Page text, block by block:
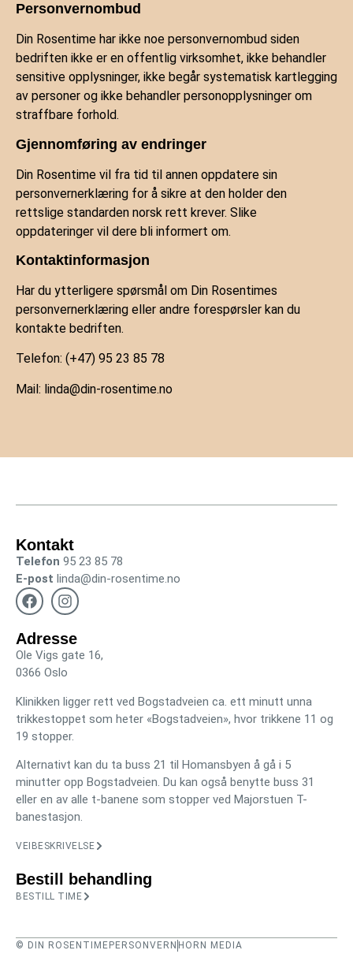
Personvernombud
Din Rosentime har ikke noe personvernombud siden
bedriften ikke er en offentlig virksomhet, ikke behandler
sensitive opplysninger, ikke begår systematisk kartlegging
av personer og ikke behandler personopplysninger om
straffbare forhold.
Gjennomføring av endringer
Din Rosentime vil fra tid til annen oppdatere sin
personvernerklæring for å sikre at den holder den
rettslige standarden norsk rett krever. Slike
oppdateringer vil dere bli informert om.
Kontaktinformasjon
Har du ytterligere spørsmål om Din Rosentimes
personvernerklæring eller andre forespørsler kan du
kontakte bedriften.
Telefon: (+47) 95 23 85 78
Mail: linda@din-rosentime.no
Kontakt
Telefon 95 23 85 78
E-post linda@din-rosentime.no
Adresse
Ole Vigs gate 16,
0366 Oslo
Klinikken ligger rett ved Bogstadveien ca. ett minutt unna
trikkestoppet som heter «Bogstadveien», hvor trikkene 11 og
19 stopper.
Alternativt kan du ta buss 21 til Homansbyen å gå i 5
minutter opp Bogstadveien. Du kan også benytte buss 31
eller en av alle t-banene som stopper ved Majorstuen T-
banestasjon.
VEIBESKRIVELSE
Bestill behandling
BESTILL TIME
© DIN ROSENTIME PERSONVERN HORN MEDIA